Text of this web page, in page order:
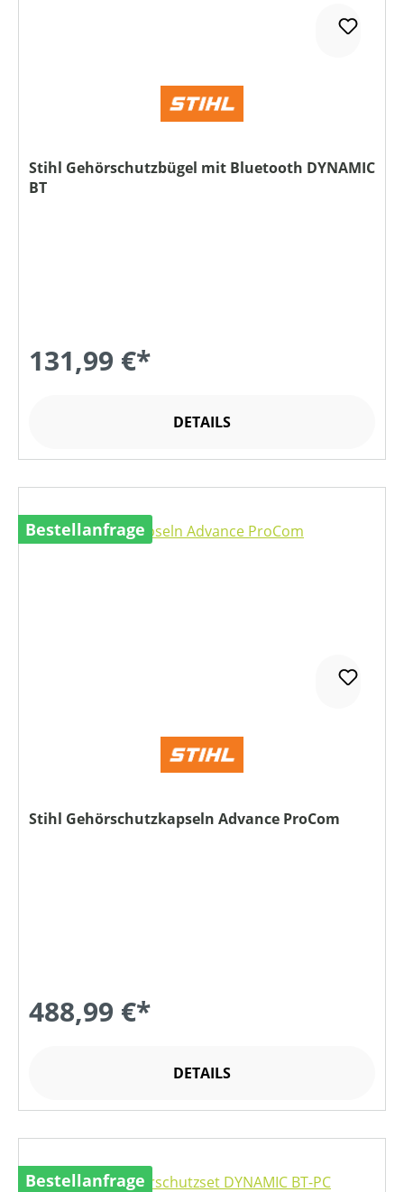
Stihl Gehörschutzbügel mit Bluetooth DYNAMIC
BT
131,99 €*
DETAILS
Bestellanfrage
Stihl Gehörschutzkapseln Advance ProCom
488,99 €*
DETAILS
Bestellanfrage